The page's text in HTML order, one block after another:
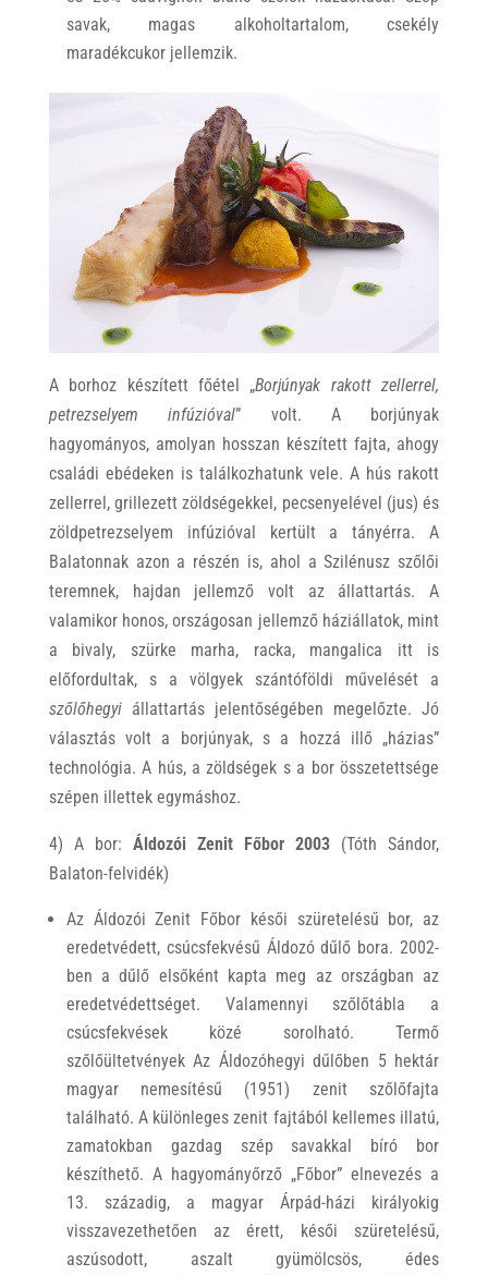
savak, magas alkoholtartalom, csekély
maradékcukor jellemzik.
A borhoz készített főétel „Borjúnyak rakott zellerrel,
petrezselyem infúzióval” volt. A borjúnyak
hagyományos, amolyan hosszan készített fajta, ahogy
családi ebédeken is találkozhatunk vele. A hús rakott
zellerrel, grillezett zöldségekkel, pecsenyelével (jus) és
zöldpetrezselyem infúzióval kertült a tányérra. A
Balatonnak azon a részén is, ahol a Szilénusz szőlői
teremnek, hajdan jellemző volt az állattartás. A
valamikor honos, országosan jellemző háziállatok, mint
a bivaly, szürke marha, racka, mangalica itt is
előfordultak, s a völgyek szántóföldi művelését a
szőlőhegyi állattartás jelentőségében megelőzte. Jó
választás volt a borjúnyak, s a hozzá illő „házias”
technológia. A hús, a zöldségek s a bor összetettsége
szépen illettek egymáshoz.
4) A bor: Áldozói Zenit Főbor 2003 (Tóth Sándor,
Balaton-felvidék)
Az Áldozói Zenit Főbor késői szüretelésű bor, az
eredetvédett, csúcsfekvésű Áldozó dűlő bora. 2002-
ben a dűlő elsőként kapta meg az országban az
eredetvédettséget. Valamennyi szőlőtábla a
csúcsfekvések közé sorolható. Termő
szőlőültetvények Az Áldozóhegyi dűlőben 5 hektár
magyar nemesítésű (1951) zenit szőlőfajta
található. A különleges zenit fajtából kellemes illatú,
zamatokban gazdag szép savakkal bíró bor
készíthető. A hagyományőrző „Főbor” elnevezés a
13. századig, a magyar Árpád-házi királyokig
visszavezethetően az érett, késői szüretelésű,
aszúsodott, aszalt gyümölcsös, édes